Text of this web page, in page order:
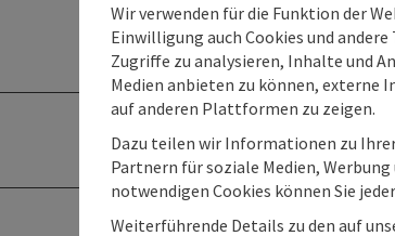
Wir verwenden für die Funktion der
Einwilligung auch Cookies und
Zugriffe zu analysieren, Inhalte und
Medien anbieten zu können, externe
auf anderen Plattformen zu zeigen.
Dazu teilen wir Informationen zu
Partnern für soziale Medien,
notwendigen Cookies können Sie
Weiterführende Details zu den auf